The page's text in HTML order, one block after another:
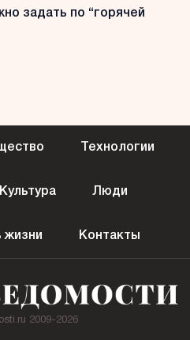
задать по “горячей
Технологии
Культура Люди
жизни Контакты
2009-2026